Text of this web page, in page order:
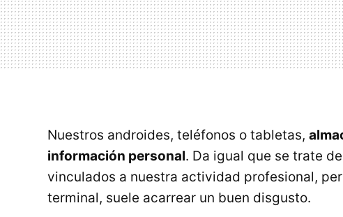
Nuestros androides, teléfonos o tabletas,
información personal. Da igual que se trate
vinculados a nuestra actividad profesional,
terminal, suele acarrear un buen disgusto.